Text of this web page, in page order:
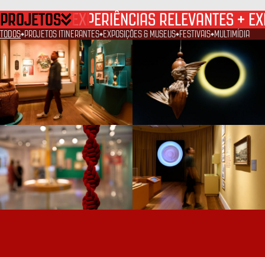
PROJETOS EXPERIÊNCIAS RELEVANTES +
TODOS PROJETOS ITINERANTES EXPOSIÇÕES & MUSEUS FESTIVAIS MULTIMÍDIA
CASA PACHECO LEÃO — NISE —